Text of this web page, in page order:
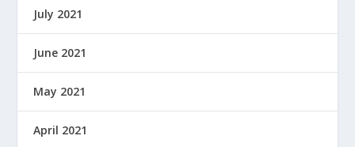
July 2021
June 2021
May 2021
April 2021